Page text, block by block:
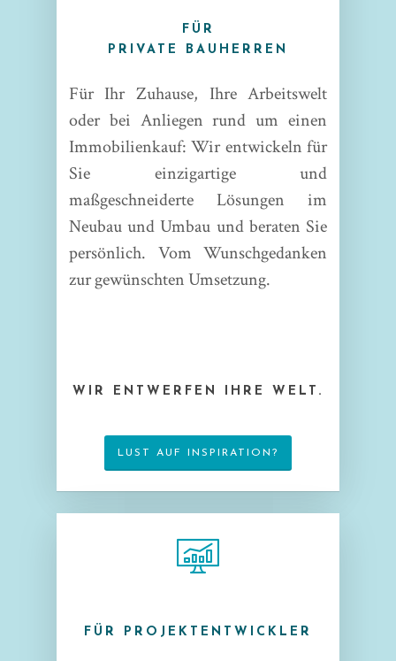
FÜR
PRIVATE BAUHERREN
Für Ihr Zuhause, Ihre Arbeitswelt
oder bei Anliegen rund um einen
Immobilienkauf: Wir entwickeln für
Sie einzigartige und
maßgeschneiderte Lösungen im
Neubau und Umbau und beraten Sie
persönlich. Vom Wunschgedanken
zur gewünschten Umsetzung.
WIR ENTWERFEN IHRE WELT.
LUST AUF INSPIRATION?
FÜR PROJEKTENTWICKLER